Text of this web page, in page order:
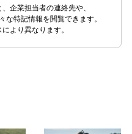
企業担当者の連絡先や、
な特記情報を閲覧できます。
より異なります。